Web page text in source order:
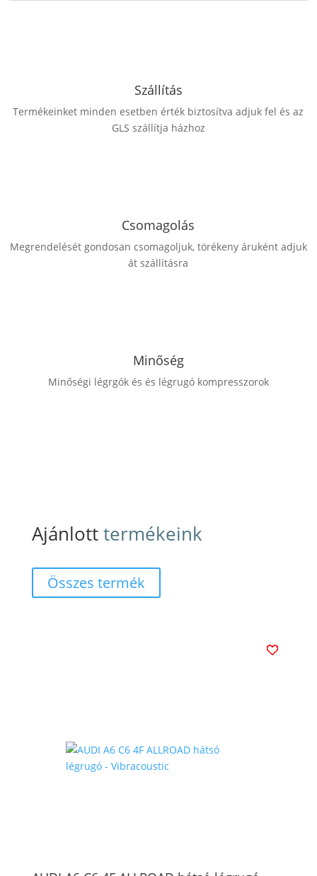
6006352-06-C, 600635206C, 6006352-06-B, 600635206B
6006352-00-D, 600635200D, 6006352-00-C, 600635200C
6006352-04-B, 600635204B, 6006352-04-A, 600635204A
Szállítás
Termékeinket minden esetben érték biztosítva adjuk fel és az
GLS szállítja házhoz
Csomagolás
Megrendelését gondosan csomagoljuk, törékeny áruként adjuk
át szállításra
Minőség
Minőségi légrgók és és légrugó kompresszorok
Ajánlotttermékeink
Összes termék